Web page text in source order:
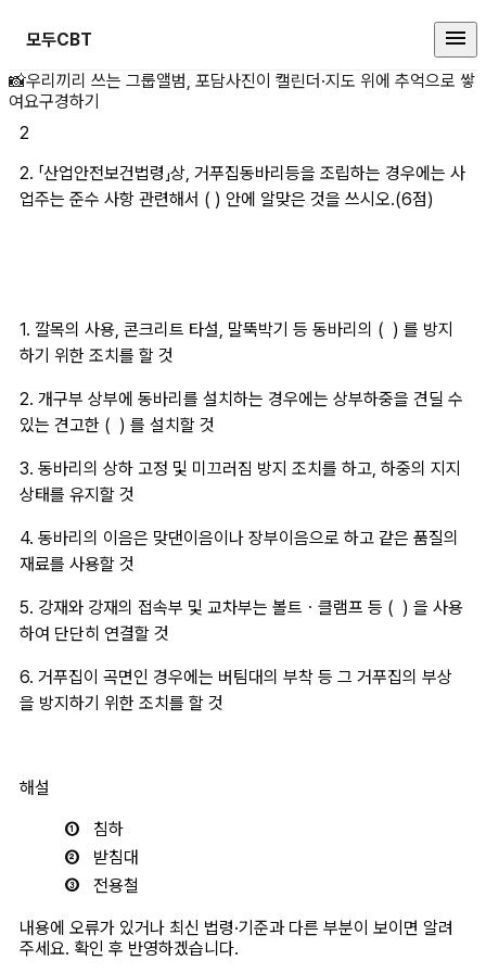
모두CBT
2. 「산업안전보건법령」상, 거푸
📸우리끼리 쓰는 그룹앨범, 포담사진이 캘린더·지도 위에 추억으로 쌓
여요구경하기
2
2. 「산업안전보건법령」상, 거푸집동바리등을 조립하는 경우에는 사
업주는 준수 사항 관련해서 ( ) 안에 알맞은 것을 쓰시오.(6점)
1. 깔목의 사용, 콘크리트 타설, 말뚝박기 등 동바리의 (  ) 를 방지
하기 위한 조치를 할 것
2. 개구부 상부에 동바리를 설치하는 경우에는 상부하중을 견딜 수
있는 견고한 (  ) 를 설치할 것
3. 동바리의 상하 고정 및 미끄러짐 방지 조치를 하고, 하중의 지지
상태를 유지할 것
4. 동바리의 이음은 맞댄이음이나 장부이음으로 하고 같은 품질의
재료를 사용할 것
5. 강재와 강재의 접속부 및 교차부는 볼트ㆍ클램프 등 (  ) 을 사용
하여 단단히 연결할 것
6. 거푸집이 곡면인 경우에는 버팀대의 부착 등 그 거푸집의 부상
을 방지하기 위한 조치를 할 것
해설
침하
받침대
전용철
내용에 오류가 있거나 최신 법령·기준과 다른 부분이 보이면 알려
주세요. 확인 후 반영하겠습니다.